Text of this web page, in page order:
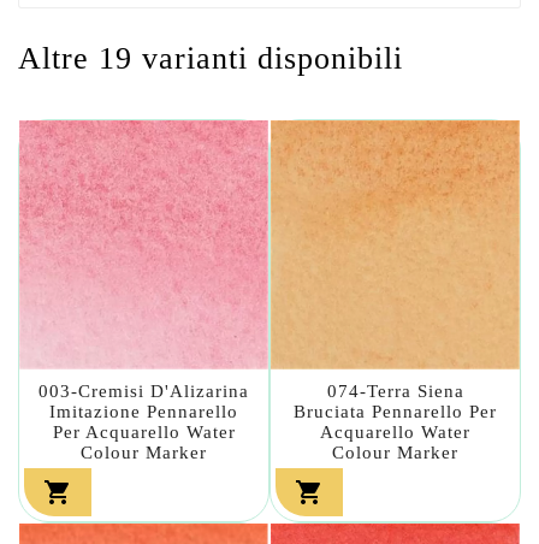
Altre 19 varianti disponibili
003-Cremisi D'Alizarina
Imitazione Pennarello
Per Acquarello Water
Colour Marker

074-Terra Siena
Bruciata Pennarello Per
Acquarello Water
Colour Marker
